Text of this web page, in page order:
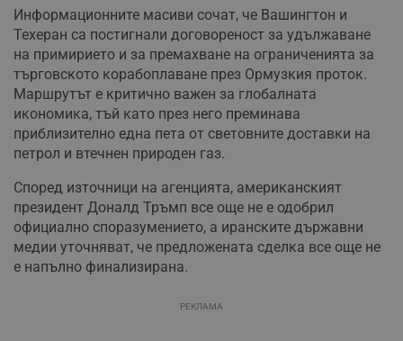
Информационните масиви сочат, че Вашингтон и
Техеран са постигнали договореност за удължаване
на примирието и за премахване на ограниченията за
търговското корабоплаване през Ормузкия проток.
Маршрутът е критично важен за глобалната
икономика, тъй като през него преминава
приблизително една пета от световните доставки на
петрол и втечнен природен газ.
Според източници на агенцията, американският
президент Доналд Тръмп все още не е одобрил
официално споразумението, а иранските държавни
медии уточняват, че предложената сделка все още не
е напълно финализирана.
РЕКЛАМА